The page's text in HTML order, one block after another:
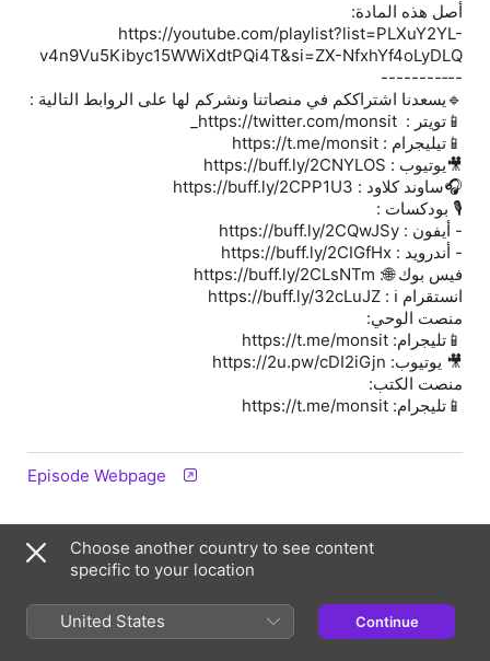
أصل هذه المادة:
https://youtube.com/playlist?list=PLXuY2YL-
v4n9Vu5Kibyc15WWiXdtPQi4T&si=ZX-NfxhYf4oLyDLQ
--‐--------
🔹يسعدنا اشتراككم في منصاتنا ونشركم لها على الروابط التالية :
📱تويتر : ‏ https://twitter.com/monsit_
📱تيليجرام : ‏https://t.me/monsit
🎥يوتيوب : ‏https://buff.ly/2CNYLOS
🎧ساوند كلاود : ‏https://buff.ly/2CPP1U3
🎙 بودكسات :
- أيفون : ‏https://buff.ly/2CQwJSy
- أندرويد : ‏https://buff.ly/2CIGfHx
فيس بوك 🌐: ‏https://buff.ly/2CLsNTm
انستقرام ℹ️ : ‏https://buff.ly/32cLuJZ
منصت الوحي:
📱تليجرام: https://t.me/monsit
🎥 يوتيوب: https://2u.pw/cDI2iGjn
منصت الكتب:
📱تليجرام: https://t.me/monsit
Episode Webpage
Information
مُنصِت
Frequency
Choose another country to see content
specific to your location
United States Continue